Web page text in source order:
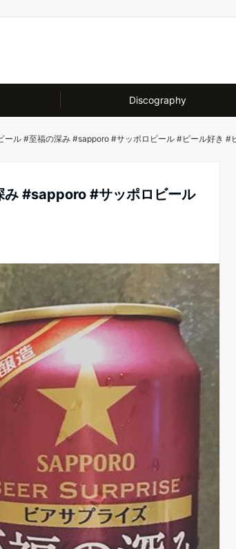
Discography
ル #至福の深み #sapporo #サッポロビール #ビール好き #
#sapporo #サッポロビール